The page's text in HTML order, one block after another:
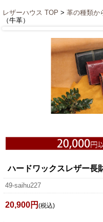
レザーハウス TOP > 革の種類か
（牛革）
ハードワックスレザー長
49-saihu227
20,900円 (税込)